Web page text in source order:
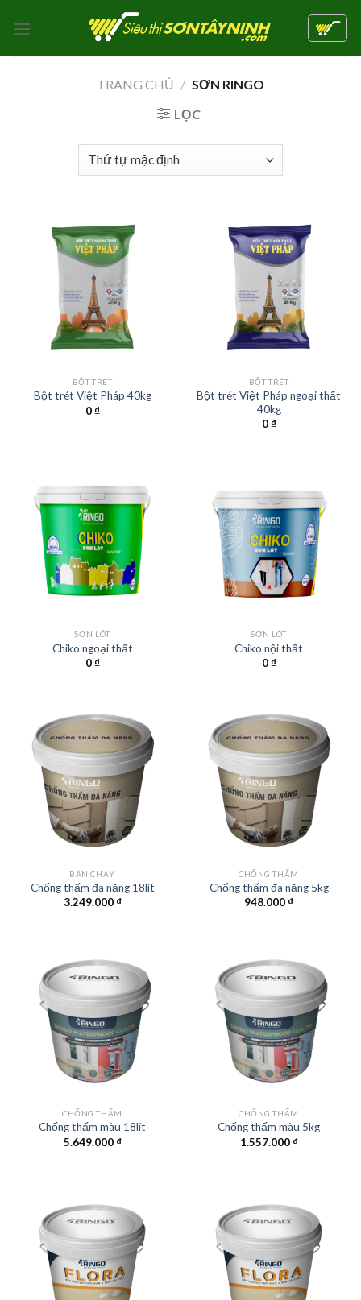
TRANG CHỦ / SƠN RINGO
LỌC
BỘT TRÉT
Bột trét Việt Pháp 40kg
0₫
BỘT TRÉT
Bột trét Việt Pháp ngoại thất
40kg
0₫
SƠN LÓT
Chiko ngoại thất
0₫
SƠN LÓT
Chiko nội thất
0₫
BÁN CHẠY
Chống thấm đa năng 18lít
3.249.000₫
CHỐNG THẤM
Chống thấm đa năng 5kg
948.000₫
CHỐNG THẤM
Chống thấm màu 18lít
5.649.000₫
CHỐNG THẤM
Chống thấm màu 5kg
1.557.000₫